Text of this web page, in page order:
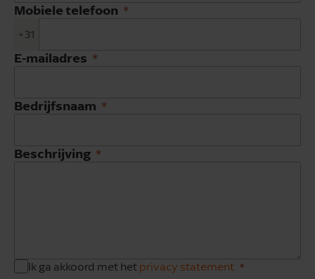
Mobiele telefoon
+31
E-mailadres
Bedrijfsnaam
Beschrijving
Ik ga akkoord met het privacy statement